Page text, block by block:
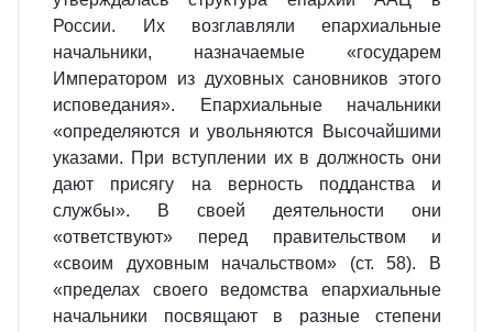
России. Их возглавляли епархиальные
начальники, назначаемые «государем
Императором из духовных сановников этого
исповедания». Епархиальные начальники
«определяются и увольняются Высочайшими
указами. При вступлении их в должность они
дают присягу на верность подданства и
службы». В своей деятельности они
«ответствуют» перед правительством и
«своим духовным начальством» (ст. 58). В
«пределах своего ведомства епархиальные
начальники посвящают в разные степени